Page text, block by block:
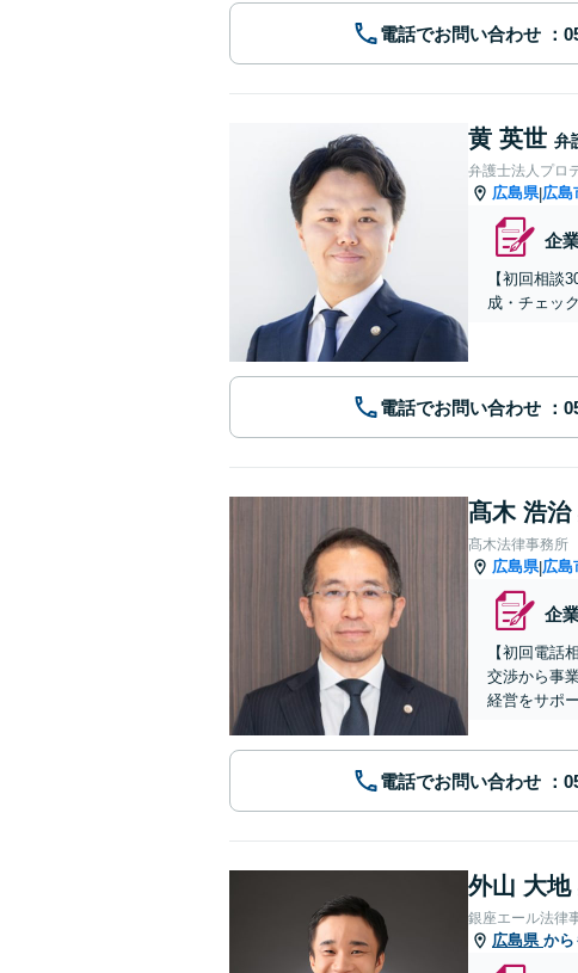
電話でお問い合わせ
黄 英世 弁
弁護士法人プロ
広島県|広島
企
【初回相談
成・チェッ
電話でお問い合わせ
髙木 浩治
髙木法律事務所
広島県|広島
企
【初回電話
交渉から事
経営をサポ
電話でお問い合わせ
外山 大地
銀座エール法律
広島県 から